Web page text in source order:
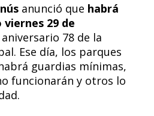
anunció que habrá
29 de
78 de la
Ese día, los parques
guardias mínimas,
funcionarán y otros lo